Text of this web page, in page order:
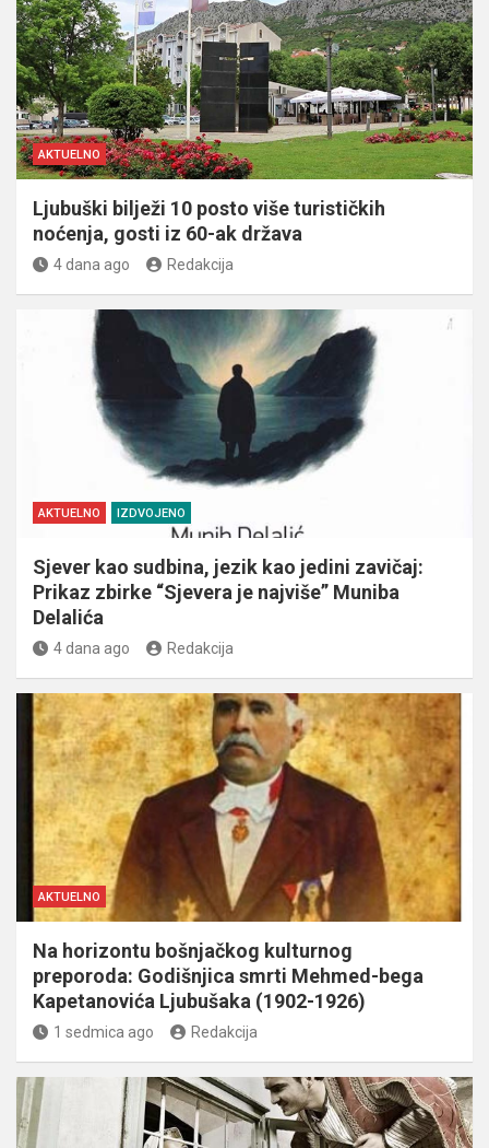
AKTUELNO
Ljubuški bilježi 10 posto više turističkih
noćenja, gosti iz 60-ak država
4 dana ago Redakcija
AKTUELNO IZDVOJENO
Sjever kao sudbina, jezik kao jedini zavičaj:
Prikaz zbirke “Sjevera je najviše” Muniba
Delalića
4 dana ago Redakcija
AKTUELNO
Na horizontu bošnjačkog kulturnog
preporoda: Godišnjica smrti Mehmed-bega
Kapetanovića Ljubušaka (1902-1926)
1 sedmica ago Redakcija